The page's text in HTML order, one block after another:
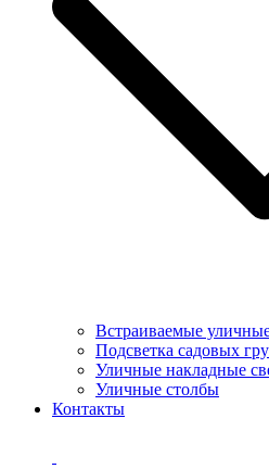
Встраиваемые
Подсветка садовых
Уличные накладные
Уличные столбы
Контакты